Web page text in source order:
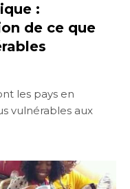
:
de ce que
les pays en
vulnérables aux